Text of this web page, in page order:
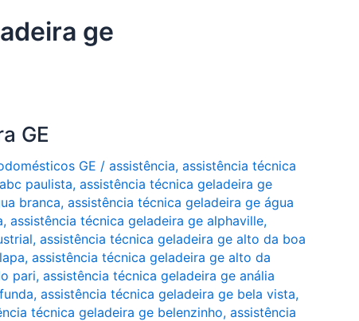
ge
GE
GE / assistência, assistência técnica
paulista, assistência técnica geladeira ge
branca, assistência técnica geladeira ge água
, assistência técnica geladeira ge alphaville,
, assistência técnica geladeira ge alto da boa
, assistência técnica geladeira ge alto da
pari, assistência técnica geladeira ge anália
, assistência técnica geladeira ge bela vista,
técnica geladeira ge belenzinho, assistência